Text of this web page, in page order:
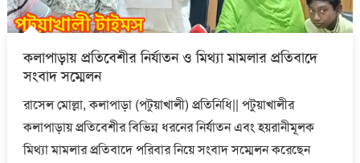
কলাপাড়ায় প্রতিবেশীর নির্যাতন ও মিথ্যা মামলার প্রতিবাদে
সংবাদ সম্মেলন
রাসেল মোল্লা, কলাপাড়া (পটুয়াখালী) প্রতিনিধি|| পটুয়াখালীর
কলাপাড়ায় প্রতিবেশীর বিভিন্ন ধরনের নির্যাতন এবং হয়রানীমূলক
মিথ্যা মামলার প্রতিবাদে পরিবার নিয়ে সংবাদ সম্মেলন করেছেন